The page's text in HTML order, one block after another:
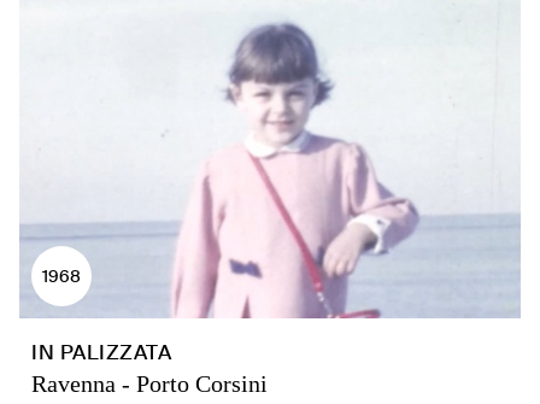
1968
IN PALIZZATA
Ravenna - Porto Corsini